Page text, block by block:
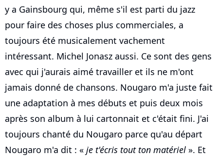
y a Gainsbourg qui, même s'il est parti du jazz
pour faire des choses plus commerciales, a
toujours été musicalement vachement
intéressant. Michel Jonasz aussi. Ce sont des gens
avec qui j'aurais aimé travailler et ils ne m'ont
jamais donné de chansons. Nougaro m'a juste fait
une adaptation à mes débuts et puis deux mois
après son album à lui cartonnait et c'était fini. J'ai
toujours chanté du Nougaro parce qu'au départ
Nougaro m'a dit : « je t'écris tout ton matériel ». Et